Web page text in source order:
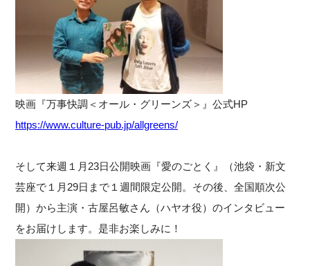
映画『万事快調＜オール・グリーンズ＞』公式HP
https://www.culture-pub.jp/allgreens/
そして来週１月23日公開映画『愛のごとく』（池袋・新文
芸座で１月29日まで１週間限定公開。その後、全国順次公
開）から主演・古屋呂敏さん（ハヤオ役）のインタビュー
をお届けします。是非お楽しみに！